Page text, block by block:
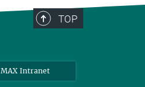
TOP
MAX Intranet